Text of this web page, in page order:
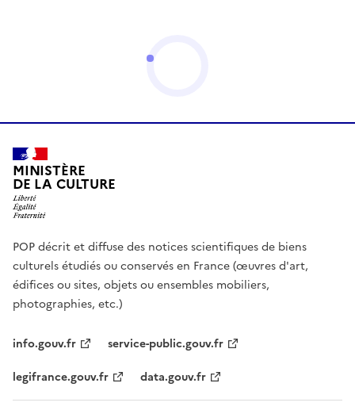
MINISTÈRE
DE LA CULTURE
POP décrit et diffuse des notices scientifiques de biens
culturels étudiés ou conservés en France (œuvres d'art,
édifices ou sites, objets ou ensembles mobiliers,
photographies, etc.)
info.gouv.fr
service-public.gouv.fr
legifrance.gouv.fr
data.gouv.fr